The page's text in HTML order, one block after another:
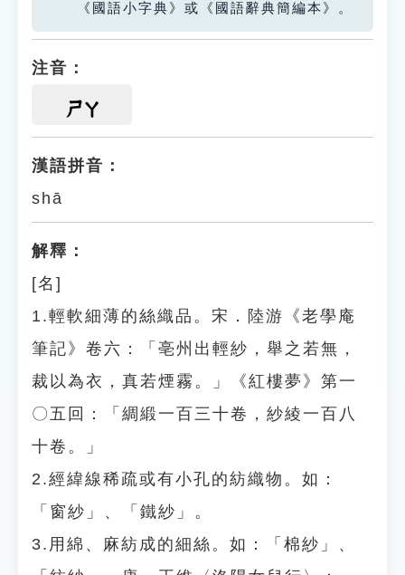
《國語小字典》或《國語辭典簡編本》。
注音：
ㄕㄚ
漢語拼音：
shā
解釋：
[名]
1.輕軟細薄的絲織品。宋．陸游《老學庵
筆記》卷六：「亳州出輕紗，舉之若無，
裁以為衣，真若煙霧。」《紅樓夢》第一
〇五回：「綢緞一百三十卷，紗綾一百八
十卷。」
2.經緯線稀疏或有小孔的紡織物。如：
「窗紗」、「鐵紗」。
3.用綿、麻紡成的細絲。如：「棉紗」、